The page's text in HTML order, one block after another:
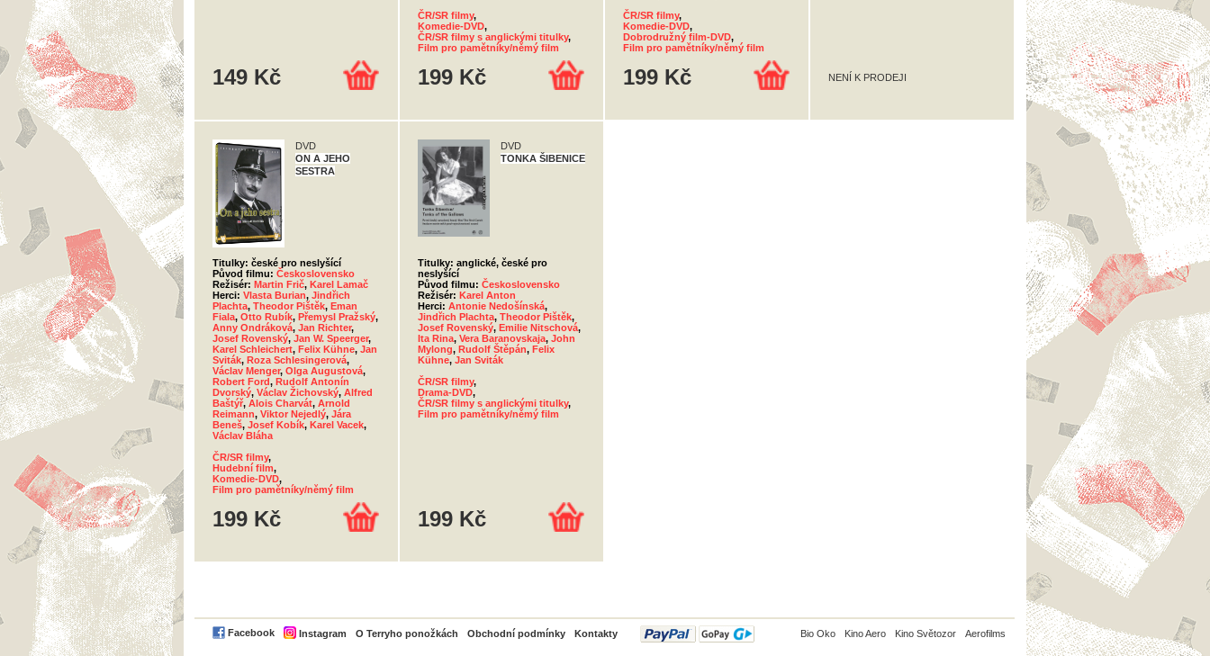
149 Kč
ČR/SR filmy,
Komedie-DVD,
ČR/SR filmy s anglickými titulky,
Film pro pamětníky/němý film
199 Kč
ČR/SR filmy,
Komedie-DVD,
Dobrodružný film-DVD,
Film pro pamětníky/němý film
199 Kč NENÍ K PRODEJI
DVD
ON A JEHO
SESTRA
Titulky: české pro neslyšící
Původ filmu: Československo
Režisér: Martin Frič, Karel Lamač
Herci: Vlasta Burian, Jindřich
Plachta, Theodor Pištěk, Eman
Fiala, Otto Rubík, Přemysl Pražský,
Anny Ondráková, Jan Richter,
Josef Rovenský, Jan W. Speerger,
Karel Schleichert, Felix Kühne, Jan
Sviták, Roza Schlesingerová,
Václav Menger, Olga Augustová,
Robert Ford, Rudolf Antonín
Dvorský, Václav Žichovský, Alfred
Baštýř, Alois Charvát, Arnold
Reimann, Viktor Nejedlý, Jára
Beneš, Josef Kobík, Karel Vacek,
Václav Bláha
ČR/SR filmy,
Hudební film,
Komedie-DVD,
Film pro pamětníky/němý film
199 Kč
DVD
TONKA ŠIBENICE
Titulky: anglické, české pro
neslyšící
Původ filmu: Československo
Režisér: Karel Anton
Herci: Antonie Nedošínská,
Jindřich Plachta, Theodor Pištěk,
Josef Rovenský, Emilie Nitschová,
Ita Rina, Vera Baranovskaja, John
Mylong, Rudolf Štěpán, Felix
Kühne, Jan Sviták
ČR/SR filmy,
Drama-DVD,
ČR/SR filmy s anglickými titulky,
Film pro pamětníky/němý film
199 Kč
Facebook Instagram O Terryho ponožkách Obchodní podmínky Kontakty
PayPal Bio Oko Kino Aero Kino Světozor Aerofilms